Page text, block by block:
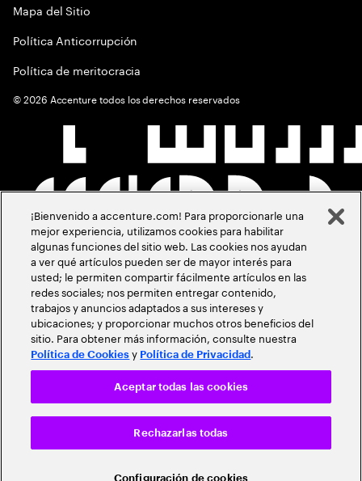
Mapa del Sitio
Política Anticorrupción
Política de meritocracia
©2026 Accenture todos los derechos reservados
¡Bienvenido a accenture.com! Para proporcionarle una
mejor experiencia, utilizamos cookies para habilitar
algunas funciones del sitio web. Las cookies nos ayudan
a ver qué artículos pueden ser de mayor interés para
usted; le permiten compartir fácilmente artículos en las
redes sociales; nos permiten entregar contenido,
trabajos y anuncios adaptados a sus intereses y
ubicaciones; y proporcionar muchos otros beneficios del
sitio. Para obtener más información, consulte nuestra
Política de Cookies y Política de Privacidad .
Configuración de cookies
Rechazarlas todas
Aceptar todas las cookies